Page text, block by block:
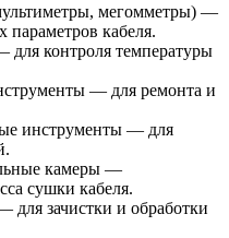
мегомметры) —
параметров кабеля.
контроля температуры
— для ремонта и
инструменты — для
камеры —
сушки кабеля.
зачистки и обработки